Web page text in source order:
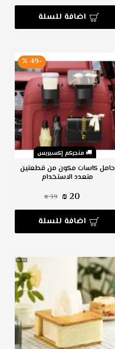
اضافة للسلة
متجركم إكسبريس
-49 %
حامل كاسات مكون من قطعتين
متعدد الاستخدام
20 ₪
39 ₪
اضافة للسلة